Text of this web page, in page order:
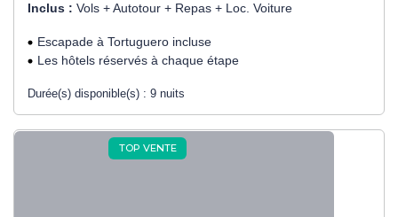
Inclus : Vols + Autotour + Repas + Loc. Voiture
Escapade à Tortuguero incluse
Les hôtels réservés à chaque étape
Durée(s) disponible(s) : 9 nuits
TOP VENTE